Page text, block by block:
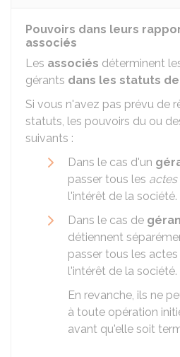
Pouvoirs dans leurs
associés
Les associés déterminent
gérants dans les statuts
Si vous n'avez pas prévu de
statuts, les pouvoirs du ou
suivants :
Dans le cas d'un
passer tous les
l'intérêt de la société.
Dans le cas de
détiennent
passer tous les
l'intérêt de la société.
En revanche, ils ne
à toute opération
avant qu'elle soit